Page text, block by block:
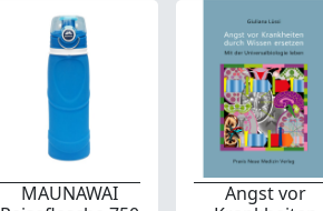
MAUNAWAI
Angst vor